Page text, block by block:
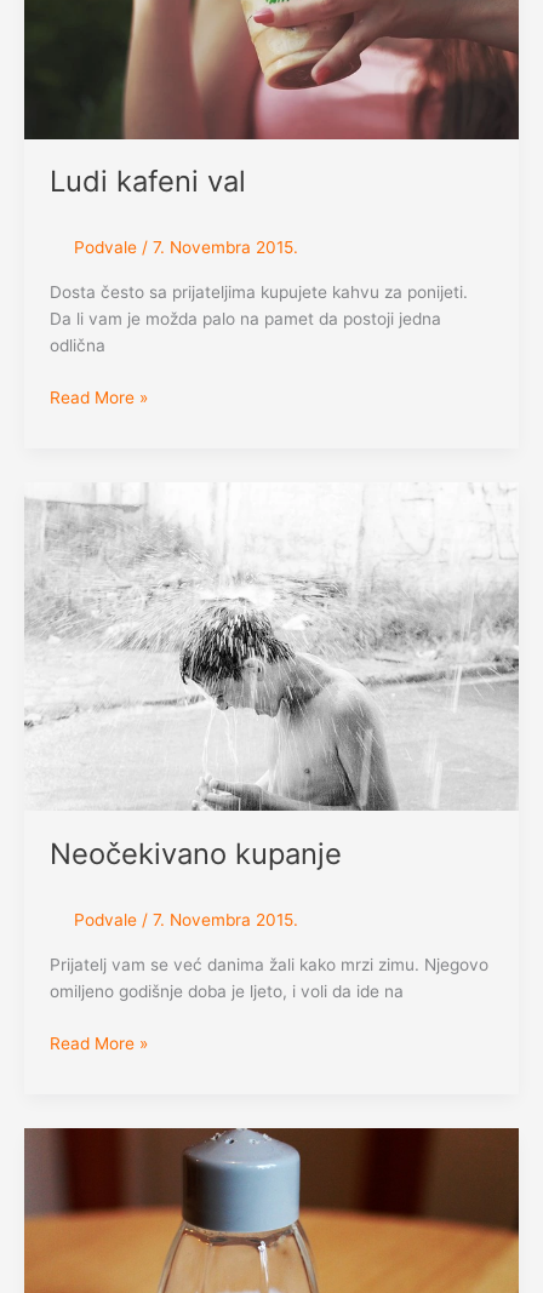
Ludi kafeni val
Podvale/ 7. Novembra 2015.
Dosta često sa prijateljima kupujete kahvu za ponijeti.
Da li vam je možda palo na pamet da postoji jedna
odlična
Ludi
Read More »
Neočekivano kupanje
Podvale/ 7. Novembra 2015.
Prijatelj vam se već danima žali kako mrzi zimu. Njegovo
omiljeno godišnje doba je ljeto, i voli da ide na
Neočekivano
Read More »